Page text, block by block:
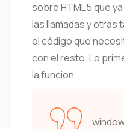
sobre HTML5 que
las llamadas y otras
el código que
con el resto. Lo
la función